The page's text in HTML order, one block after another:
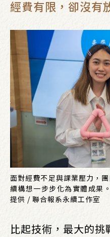
經費有限，卻沒有
面對經費不足與課業壓力，
續構想一步步化為實體成果
提供 / 聯合報系永續工作室
比起技術，最大的挑